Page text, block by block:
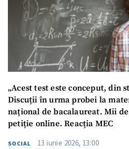
„Acest test este conceput, din
Discuții în urma probei la
național de bacalaureat. Mii
petiție online. Reacția MEC
SOCIAL 13 iunie 2026, 13:00